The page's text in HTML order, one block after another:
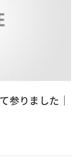
参りました｜